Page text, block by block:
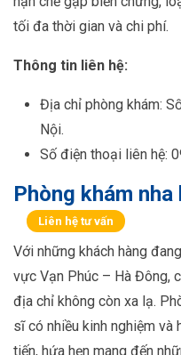
tối đa thời gian và chi phí.
Thông tin liên hệ:
Địa chỉ phòng khám:
Nội.
Số điện thoại liên hệ:
Phòng khám
Liên hệ tư vấn
Với những khách hàng
vực Vạn Phúc – Hà Đông,
địa chỉ không còn xa lạ.
sĩ có nhiều kinh nghiệm
tiến, hứa hẹn mang đến